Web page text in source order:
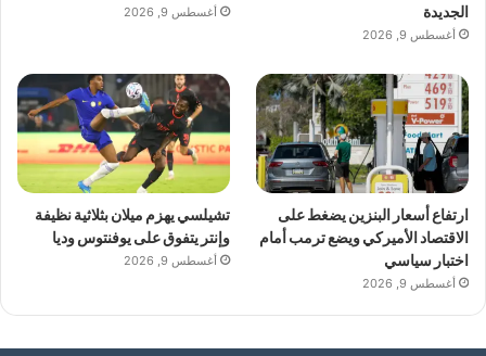
الجديدة
أغسطس 9, 2026
أغسطس 9, 2026
ارتفاع أسعار البنزين يضغط على
الاقتصاد الأميركي ويضع ترمب أمام
اختبار سياسي
أغسطس 9, 2026
تشيلسي يهزم ميلان بثلاثية نظيفة
وإنتر يتفوق على يوفنتوس وديا
أغسطس 9, 2026